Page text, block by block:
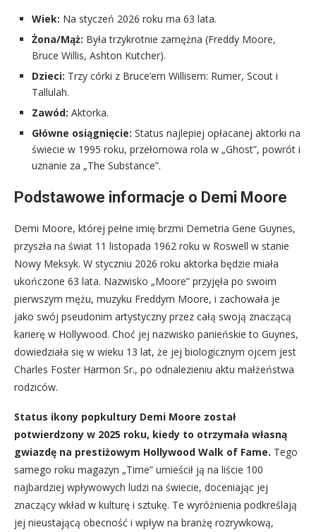
Wiek: Na styczeń 2026 roku ma 63 lata.
Żona/Mąż: Była trzykrotnie zamężna (Freddy Moore,
Bruce Willis, Ashton Kutcher).
Dzieci: Trzy córki z Bruce’em Willisem: Rumer, Scout i
Tallulah.
Zawód: Aktorka.
Główne osiągnięcie: Status najlepiej opłacanej aktorki na
świecie w 1995 roku, przełomowa rola w „Ghost”, powrót i
uznanie za „The Substance”.
Podstawowe informacje o Demi Moore
Demi Moore, której pełne imię brzmi Demetria Gene Guynes,
przyszła na świat 11 listopada 1962 roku w Roswell w stanie
Nowy Meksyk. W styczniu 2026 roku aktorka będzie miała
ukończone 63 lata. Nazwisko „Moore” przyjęła po swoim
pierwszym mężu, muzyku Freddym Moore, i zachowała je
jako swój pseudonim artystyczny przez całą swoją znaczącą
karierę w Hollywood. Choć jej nazwisko panieńskie to Guynes,
dowiedziała się w wieku 13 lat, że jej biologicznym ojcem jest
Charles Foster Harmon Sr., po odnalezieniu aktu małżeństwa
rodziców.
Status ikony popkultury Demi Moore został
potwierdzony w 2025 roku, kiedy to otrzymała własną
gwiazdę na prestiżowym Hollywood Walk of Fame. Tego
samego roku magazyn „Time” umieścił ją na liście 100
najbardziej wpływowych ludzi na świecie, doceniając jej
znaczący wkład w kulturę i sztukę. Te wyróżnienia podkreślają
jej nieustającą obecność i wpływ na branżę rozrywkową,